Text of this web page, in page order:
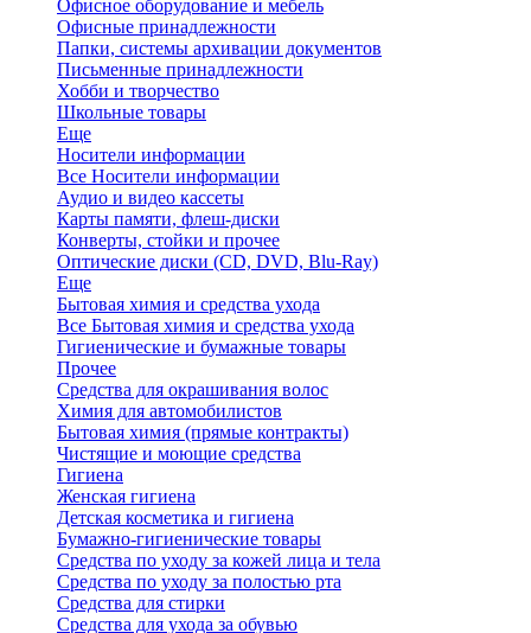
Офисное оборудование и мебель
Офисные принадлежности
Папки, системы архивации документов
Письменные принадлежности
Хобби и творчество
Школьные товары
Еще
Носители информации
Все Носители информации
Аудио и видео кассеты
Карты памяти, флеш-диски
Конверты, стойки и прочее
Оптические диски (CD, DVD, Blu-Ray)
Еще
Бытовая химия и средства ухода
Все Бытовая химия и средства ухода
Гигиенические и бумажные товары
Прочее
Средства для окрашивания волос
Химия для автомобилистов
Бытовая химия (прямые контракты)
Чистящие и моющие средства
Гигиена
Женская гигиена
Детская косметика и гигиена
Бумажно-гигиенические товары
Средства по уходу за кожей лица и тела
Средства по уходу за полостью рта
Средства для стирки
Средства для ухода за обувью